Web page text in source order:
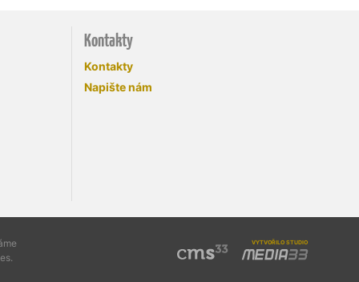
Kontakty
Kontakty
Napište nám
vytvořilo studio